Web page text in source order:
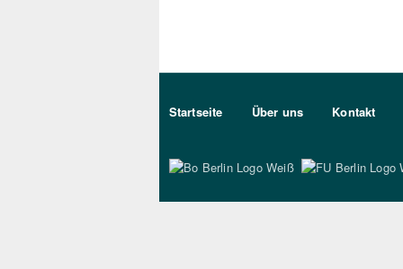
Sekundärmenu DE
Startseite Über uns Kontakt
Bo Berlin Logo